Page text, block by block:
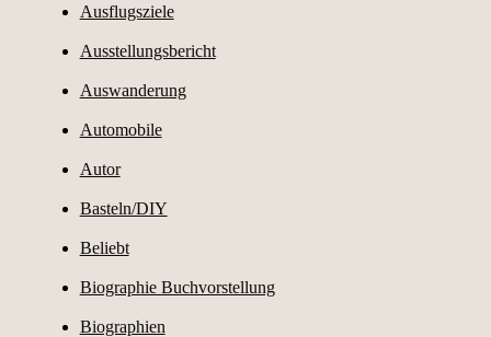
Ausflugsziele
Ausstellungsbericht
Auswanderung
Automobile
Autor
Basteln/DIY
Beliebt
Biographie Buchvorstellung
Biographien